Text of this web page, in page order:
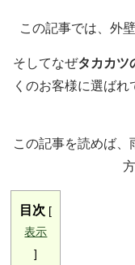
この記事では、外
そしてなぜタカカツ
くのお客様に選ば
この記事を読めば、
目次 [
表示
]